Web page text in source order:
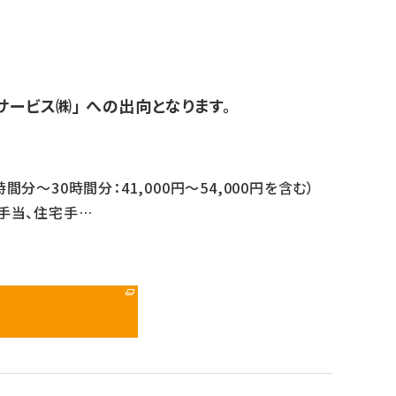
ビス㈱」 への出向となります。
～30時間分：41,000円～54,000円を含む）
、住宅手…